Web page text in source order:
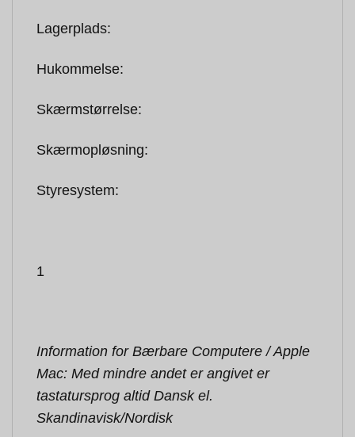
Lagerplads:
Hukommelse:
Skærmstørrelse:
Skærmopløsning:
Styresystem:
1
Information for Bærbare Computere / Apple
Mac: Med mindre andet er angivet er
tastatursprog altid Dansk el.
Skandinavisk/Nordisk